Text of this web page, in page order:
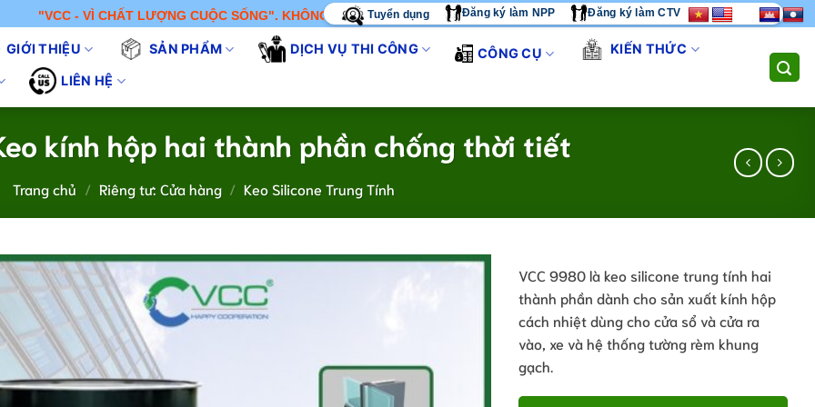
CHẤT LƯỢNG CUỘC SỐNG". KHÔNG CHỈ BÁN SẢN PHẨM - CHÚNG TÔI CUNG CẤP GIẢI PHÁP THI CÔNG TOÀN DIỆN. LIÊN HỆ
Tuyển dụng Đăng ký làm NPP Đăng ký làm CTV
GIỚI THIỆU SẢN PHẨM DỊCH VỤ THI CÔNG CÔNG CỤ KIẾN THỨC
LIÊN HỆ
kính hộp hai thành phần chống thời tiết
Trang chủ / Riêng tư: Cửa hàng / Keo Silicone Trung Tính
VCC 9980 là keo silicone trung tính hai
thành phần dành cho sản xuất kính hộp
cách nhiệt dùng cho cửa sổ và cửa ra
vào, xe và hệ thống tường rèm khung
gạch.